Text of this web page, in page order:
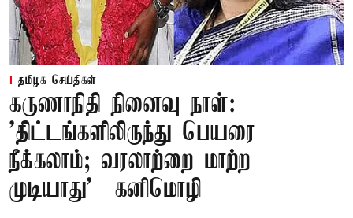
தமிழக செய்திகள்
கருணாநிதி நினைவு நாள்:
'திட்டங்களிலிருந்து பெயரை
நீக்கலாம்; வரலாற்றை மாற்ற
முடியாது' – கனிமொழி